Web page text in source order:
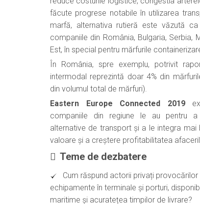
făcute progrese notabile în utilizarea
marfă, alternativa rutieră este văzută
companiile din România, Bulgaria, Serbia,
Est, în special pentru mărfurile
În România, spre exemplu, potrivit
intermodal reprezintă doar 4% din
din volumul total de mărfuri).
Eastern Europe Connected 2019
companiile din regiune le au pentru
alternative de transport și a le integra mai
valoare și a creștere profitabilitatea
Teme de dezbatere
Cum răspund actorii privați
echipamente în terminale și porturi,
maritime și acuratețea timpilor de livrare?